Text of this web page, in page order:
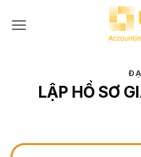
qua
LẬP HỒ SƠ